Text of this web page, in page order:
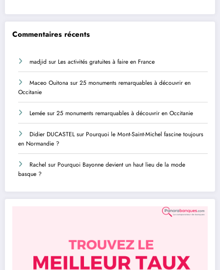
Commentaires récents
madjid sur Les activités gratuites à faire en France
Maceo Ouitona sur 25 monuments remarquables à découvrir en
Occitanie
Lemée sur 25 monuments remarquables à découvrir en Occitanie
Didier DUCASTELsur Pourquoi le Mont-Saint-Michel fascine toujours
en Normandie ?
Rachel sur Pourquoi Bayonne devient un haut lieu de la mode
basque ?